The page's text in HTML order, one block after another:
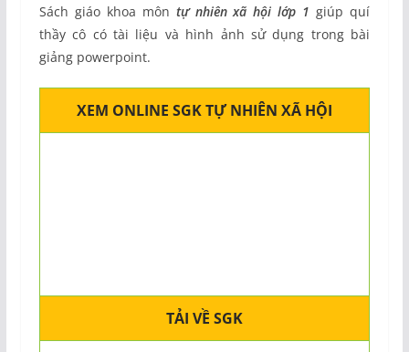
Sách giáo khoa môn tự nhiên xã hội lớp 1 giúp quí
thầy cô có tài liệu và hình ảnh sử dụng trong bài
giảng powerpoint.
XEM ONLINE SGK TỰ NHIÊN XÃ HỘI
TẢI VỀ SGK